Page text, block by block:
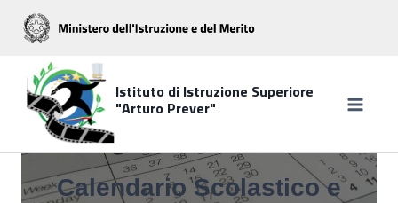
Salta
contenuto
Istituto di Istruzione Superiore
"Arturo Prever"
Calendario Scolastico e